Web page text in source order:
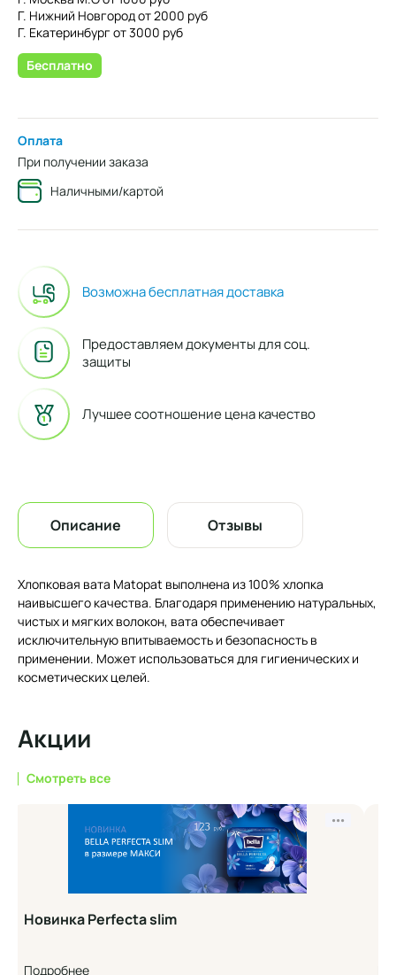
Г. Нижний Новгород от 2000 руб
Г. Екатеринбург от 3000 руб
Бесплатно
Оплата
При получении заказа
Наличными/картой
Возможна бесплатная доставка
Предоставляем документы для соц.
защиты
Лучшее соотношение цена качество
Описание Отзывы
Хлопковая вата Matopat выполнена из 100% хлопка
наивысшего качества. Благодаря применению натуральных,
чистых и мягких волокон, вата обеспечивает
исключительную впитываемость и безопасность в
применении. Может использоваться для гигиенических и
косметических целей.
Акции
Смотреть все
•••
Новинка Perfecta slim
Подробнее